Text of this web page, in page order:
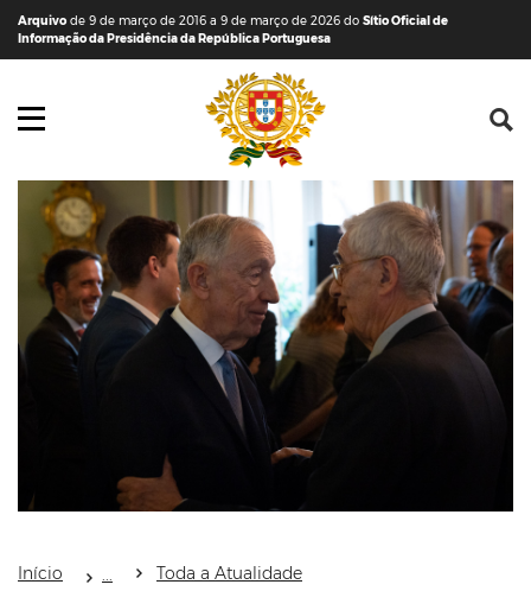
Saltar para o conteúdo (tecla de atalho c)
Mapa do Sítio
Arquivo de 9 de março de 2016 a 9 de março de 2026 do Sítio Oficial de
Informação da Presidência da República Portuguesa
Abrir menu principal
Início Toda a Atualidade